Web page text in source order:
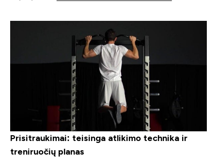
Prisitraukimai: teisinga atlikimo technika ir
treniruočių planas